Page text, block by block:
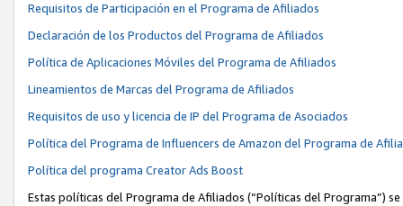
Requisitos de Participación en el Programa de Afiliados
Declaración de los Productos del Programa de Afiliados
Política de Aplicaciones Móviles del Programa de Afiliados
Lineamientos de Marcas del Programa de Afiliados
Requisitos de uso y licencia de IP del Programa de Asociados
Política del Programa de Influencers de Amazon del Programa de
Política del programa Creator Ads Boost
Estas políticas del Programa de Afiliados (“Políticas del Programa”)